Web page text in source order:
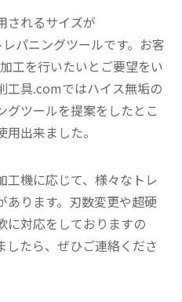
されるサイズが
パニングツールです。お客
工を行いたいとご要望をい
工具.comではハイス無垢の
グツールを提案をしたとこ
出来ました。
工機に応じて、様々なトレ
あります。刃数変更や超硬
に対応をしておりますの
したら、ぜひご連絡くださ